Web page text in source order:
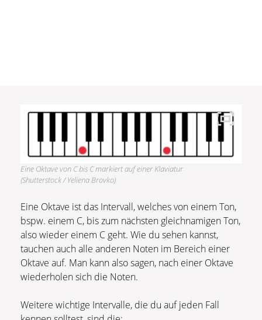
Eine Oktave von C bis C markiert auf einer Klaviatur
(Shutterstock / Yeliena Brovko)
Eine Oktave ist das Intervall, welches von einem Ton,
bspw. einem C, bis zum nächsten gleichnamigen Ton,
also wieder einem C geht. Wie du sehen kannst,
tauchen auch alle anderen Noten im Bereich einer
Oktave auf. Man kann also sagen, nach einer Oktave
wiederholen sich die Noten.
Weitere wichtige Intervalle, die du auf jeden Fall